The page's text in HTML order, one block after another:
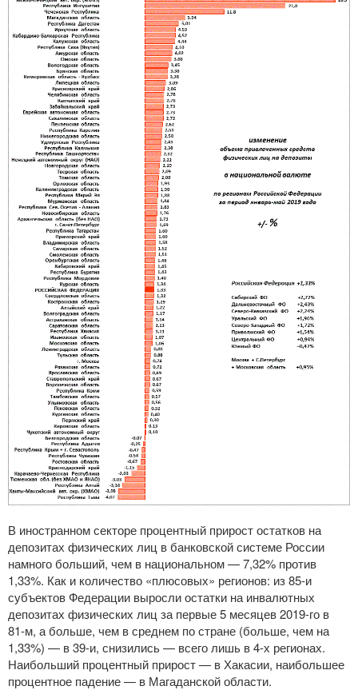
В иностранном секторе процентный прирост остатков на
депозитах физических лиц в банковской системе России
намного больший, чем в национальном — 7,32% против
1,33%. Как и количество «плюсовых» регионов: из85-и
субъектов Федерации выросли остатки на инвалютных
депозитах физических лиц за первые 5 месяцев2019-го в
81-м, а больше, чем в среднем по стране (больше, чем на
1,33%) — в39-и, снизились — всего лишь в4-х регионах.
Наибольший процентный прирост — в Хакасии, наибольшее
процентное падение — в Магаданской области.